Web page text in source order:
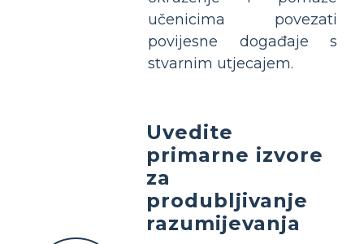
učenicima povezati
povijesne događaje s
stvarnim utjecajem.
Uvedite
primarne izvore
za
produbljivanje
razumijevanja